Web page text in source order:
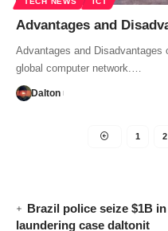
Advantages and
Advantages and
global computer network.…
Dalton
1 2
Brazil police seize $1B
laundering case daltonit